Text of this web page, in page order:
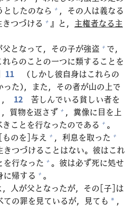
としたのなら + ，その人は義なる
きつづける + 』と， 主権者なる主
父となって，その子が強盗 + で，
らのことの一つに類することを
11 （しかし彼自身はこれらの
た），また，その者が山の 上で
， 12 苦しんでいる貧しい者を
， 質物を返さず + ， 糞像に目を 上
きことを行なったのである + 。
のを]与え + ， 利息を取った +
きつづけることはない。 彼はこれ
を行なった + 。 彼は必ず死に処せ
に帰する + 。
人が父となったが，その[子]は
ての罪を 見ているが， 見ても * ，